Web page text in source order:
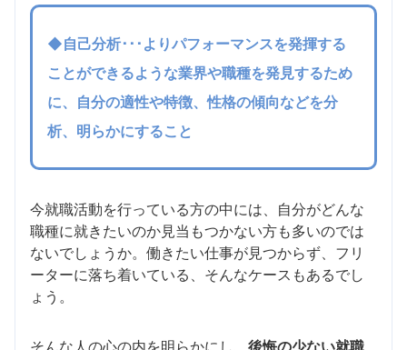
◆自己分析･･･よりパフォーマンスを発揮する
ことができるような業界や職種を発見するため
に、自分の適性や特徴、性格の傾向などを分
析、明らかにすること
今就職活動を行っている方の中には、自分がどんな
職種に就きたいのか見当もつかない方も多いのでは
ないでしょうか。働きたい仕事が見つからず、フリ
ーターに落ち着いている、そんなケースもあるでし
ょう。